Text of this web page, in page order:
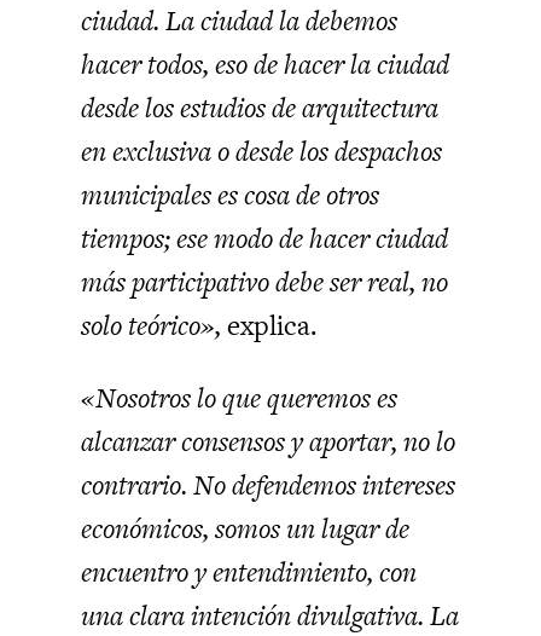
ciudad. La ciudad la debemos
hacer todos, eso de hacer la ciudad
desde los estudios de arquitectura
en exclusiva o desde los despachos
municipales es cosa de otros
tiempos; ese modo de hacer ciudad
más participativo debe ser real, no
solo teórico»,explica.
«Nosotros lo que queremos es
alcanzar consensos y aportar, no lo
contrario. No defendemos intereses
económicos, somos un lugar de
encuentro y entendimiento, con
una clara intención divulgativa. La